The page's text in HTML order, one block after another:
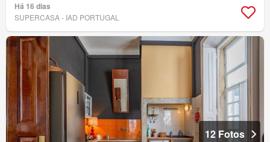
Há 16 dias
SUPERCASA - IAD PORTUGAL
12 Fotos